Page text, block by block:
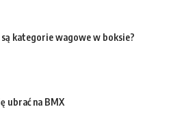
są kategorie wagowe w boksie?
ubrać na BMX